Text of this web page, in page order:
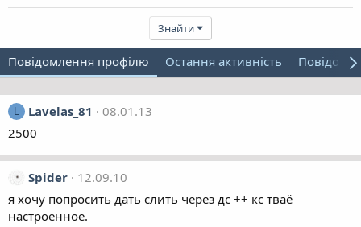
Знайти
Повідомлення профілю Остання активність
L Lavelas_81
08.01.13
2500
Spider
12.09.10
я хочу попросить дать слить через дс ++ кс тваё
настроенное.